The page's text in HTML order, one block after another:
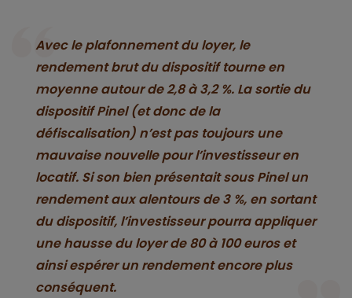
Avec le plafonnement du loyer, le
rendement brut du dispositif tourne en
moyenne autour de 2,8 à 3,2 %. La sortie du
dispositif Pinel (et donc de la
défiscalisation) n’est pas toujours une
mauvaise nouvelle pour l’investisseur en
locatif. Si son bien présentait sous Pinel un
rendement aux alentours de 3 %, en sortant
du dispositif, l’investisseur pourra appliquer
une hausse du loyer de 80 à 100 euros et
ainsi espérer un rendement encore plus
conséquent.